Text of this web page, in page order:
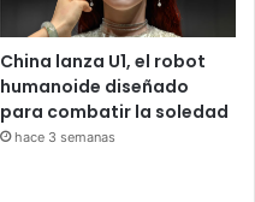
China lanza U1, el robot
humanoide diseñado
para combatir la soledad
hace 3 semanas